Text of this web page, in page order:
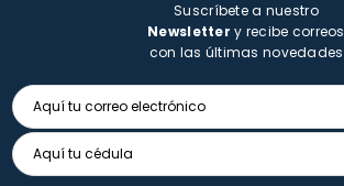
Suscríbete a nuestro
Newsletter y recibe correos
con las últimas novedades